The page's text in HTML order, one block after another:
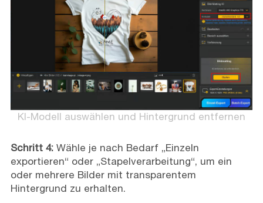
KI-Modell auswählen und Hintergrund entfernen
Schritt 4:Wähle je nach Bedarf „Einzeln
exportieren“ oder „Stapelverarbeitung“, um ein
oder mehrere Bilder mit transparentem
Hintergrund zu erhalten.